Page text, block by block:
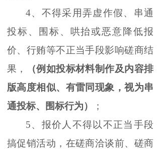
4、不得采用弄虚作假、串通
投标、围标、哄抬或恶意降低报
价、行贿等不正当手段影响磋商结
果，
（例如投标材料制作及内容排
版高度相似、有雷同现象，视为串
通投标、围标行为）
；
5、报价人不得以不正当手段
搞促销活动，在磋商洽谈前、磋商